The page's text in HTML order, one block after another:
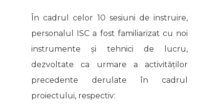
În cadrul celor 10 sesiuni de instruire,
personalul ISC a fost familiarizat cu noi
instrumente și tehnici de lucru,
dezvoltate ca urmare a activităților
precedente derulate în cadrul
proiectului, respectiv: